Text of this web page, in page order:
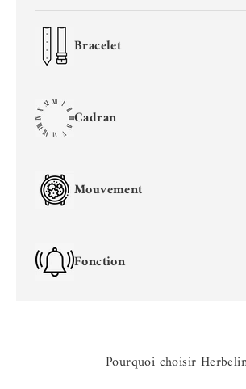
Bracelet
Cadran
Mouvement
Fonction
Pourquoi choisir